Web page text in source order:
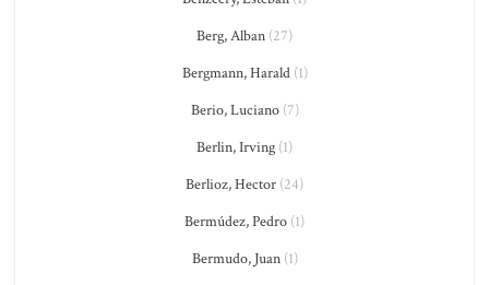
Berg, Alban (27)
Bergmann, Harald(1)
Berio, Luciano(7)
Berlin, Irving (1)
Berlioz, Hector (24)
Bermúdez, Pedro (1)
Bermudo, Juan(1)